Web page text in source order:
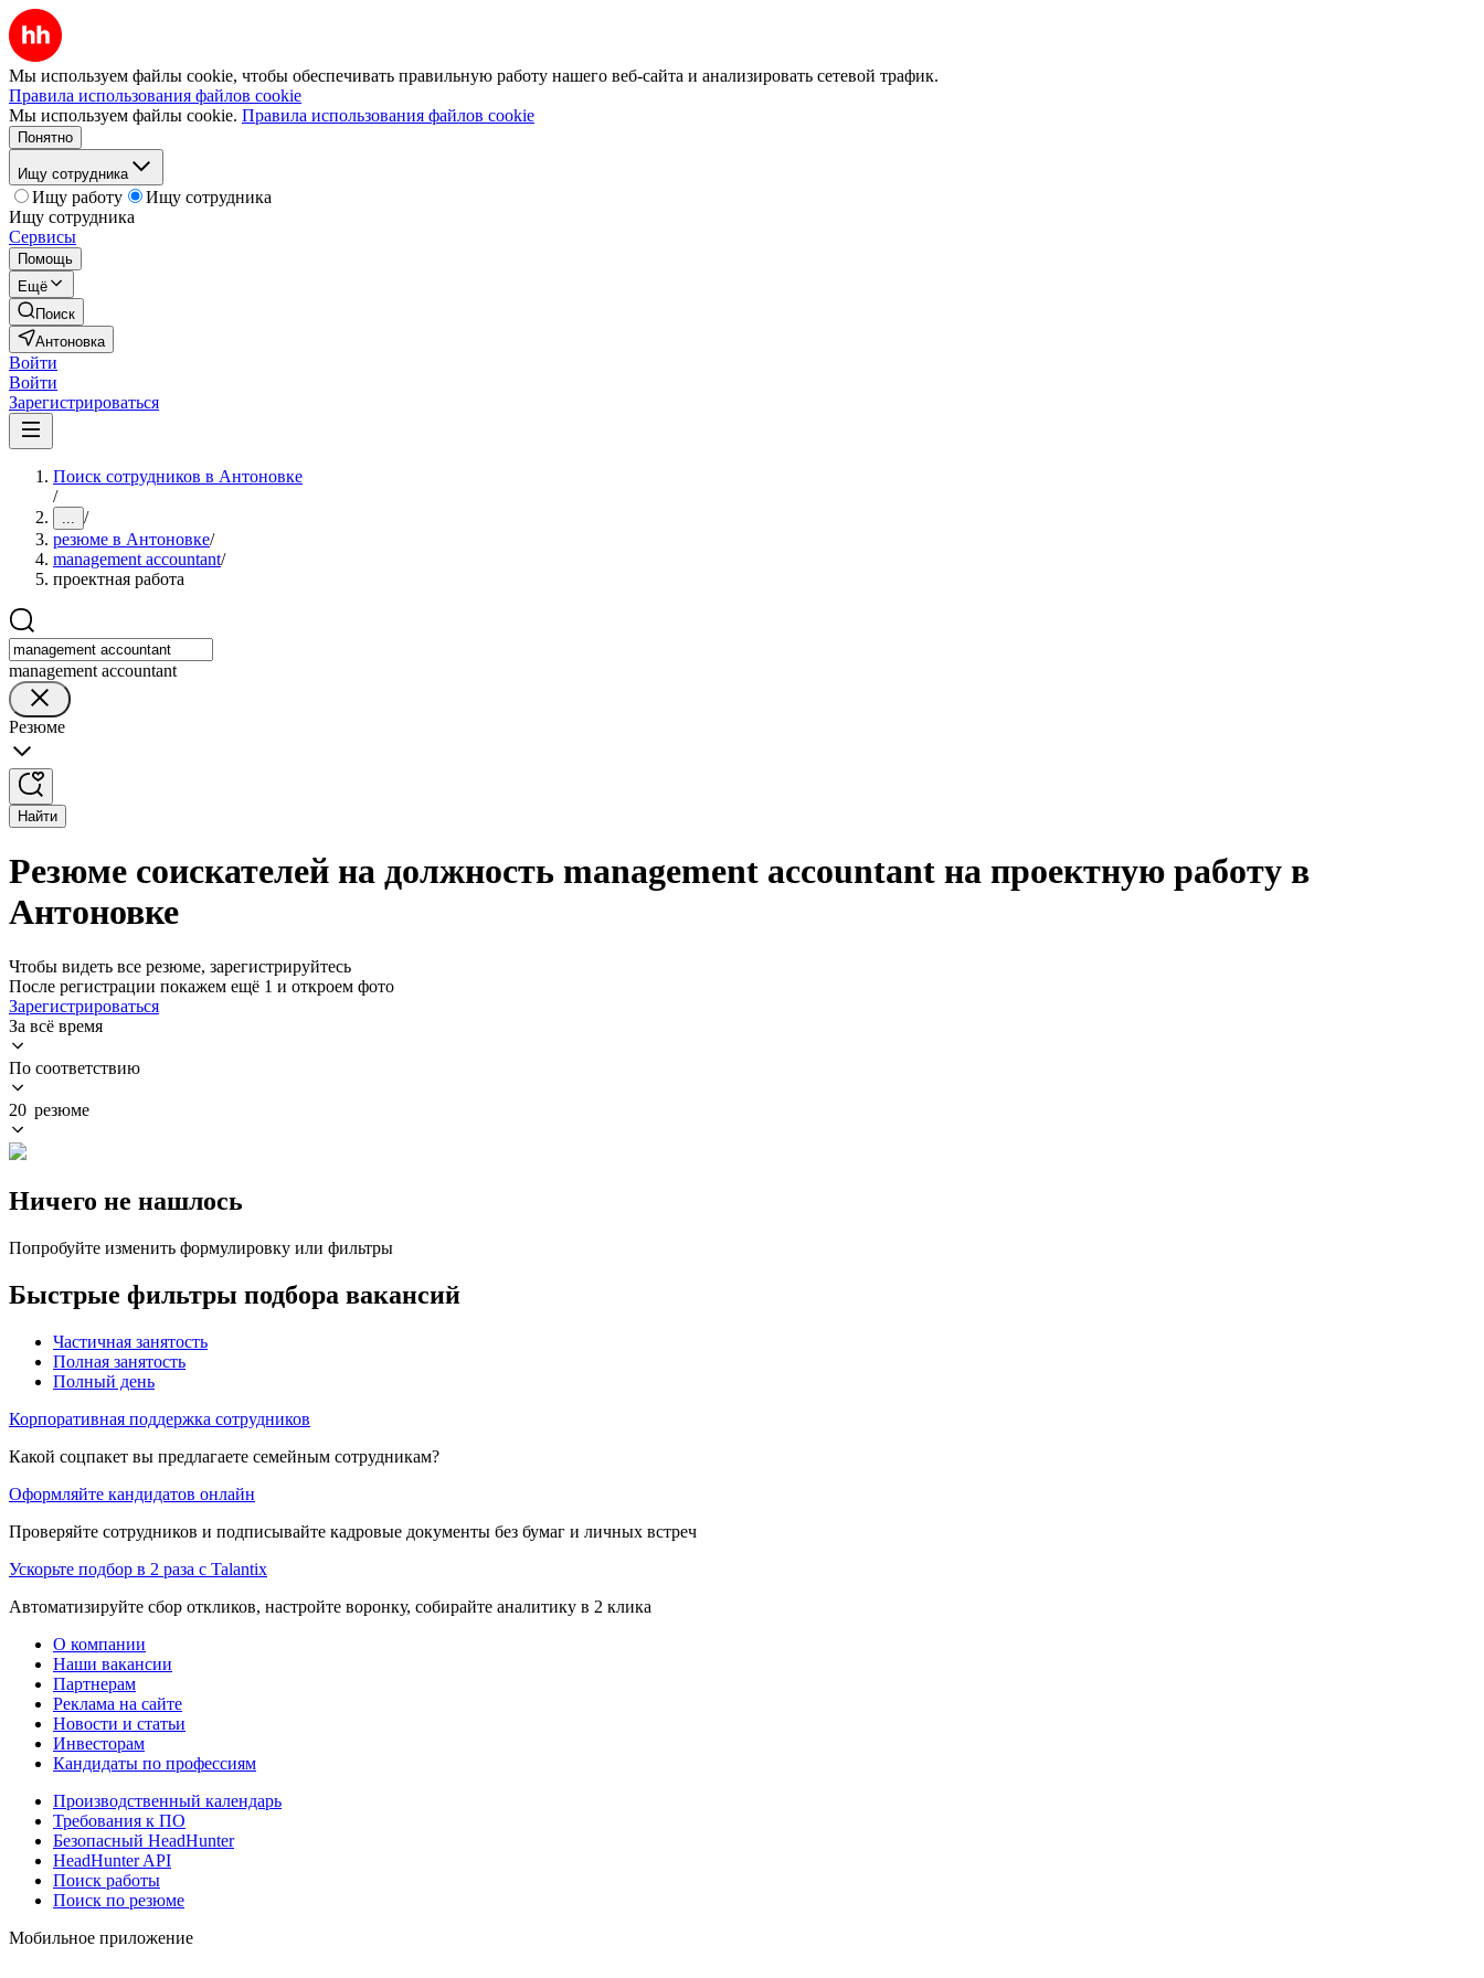
Мы используем файлы cookie, чтобы обеспечивать правильную работу нашего веб-сайта и анализировать сетевой трафик.
Правила использования файлов cookie
Мы используем файлы cookie. Правила использования файлов cookie
Понятно
Ищу сотрудника
Ищу работу
Ищу сотрудника
Ищу сотрудника
Сервисы
Помощь
Ещё
Поиск
Антоновка
Войти
Войти
Зарегистрироваться
Поиск сотрудников в Антоновке
/
... /
резюме в Антоновке/
management accountant/
проектная работа
management accountant
Резюме
Найти
Резюме соискателей на должность management accountant на проектную работу в
Антоновке
Чтобы видеть все резюме, зарегистрируйтесь
После регистрации покажем ещё 1 и откроем фото
Зарегистрироваться
За всё время
По соответствию
20 резюме
Ничего не нашлось
Попробуйте изменить формулировку или фильтры
Быстрые фильтры подбора вакансий
Частичная занятость
Полная занятость
Полный день
Корпоративная поддержка сотрудников
Какой соцпакет вы предлагаете семейным сотрудникам?
Оформляйте кандидатов онлайн
Проверяйте сотрудников и подписывайте кадровые документы без бумаг и личных встреч
Ускорьте подбор в 2 раза с Talantix
Автоматизируйте сбор откликов, настройте воронку, собирайте аналитику в 2 клика
О компании
Наши вакансии
Партнерам
Реклама на сайте
Новости и статьи
Инвесторам
Кандидаты по профессиям
Производственный календарь
Требования к ПО
Безопасный HeadHunter
HeadHunter API
Поиск работы
Поиск по резюме
Мобильное приложение